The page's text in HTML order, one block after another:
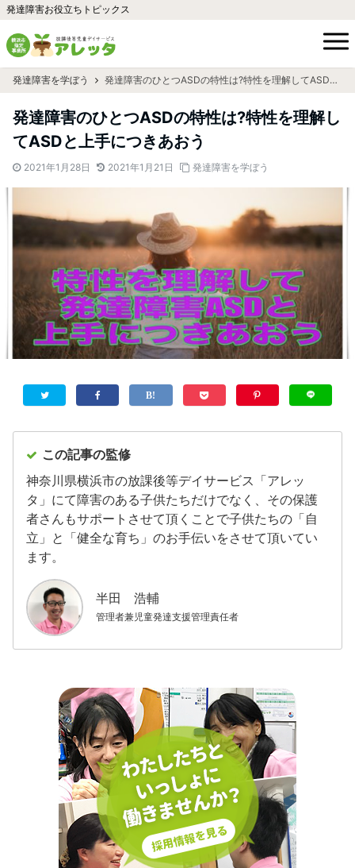
発達障害お役立ちトピックス
発達障害を学ぼう 発達障害のひとつASDの特性は?特性を理解してASDと上手につきあおう
発達障害のひとつASDの特性は?特性を理解し
てASDと上手につきあおう
2021年1月28日 2021年1月21日 発達障害を学ぼう
この記事の監修
神奈川県横浜市の放課後等デイサービス「アレッ
タ」にて障害のある子供たちだけでなく、その保護
者さんもサポートさせて頂くことで子供たちの「自
立」と「健全な育ち」のお手伝いをさせて頂いてい
ます。
半田 浩輔
管理者兼児童発達支援管理責任者